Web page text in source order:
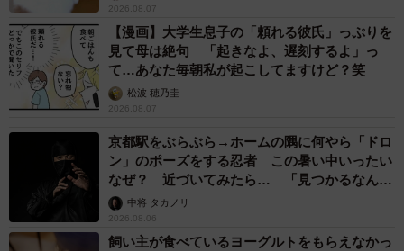
り、黒っぽい靴下に穴を開けたようなカバーを付けている
隊員もいました。
2026.08.07
【漫画】大学生息子の「頼れる彼氏」っぷりを
見て母は絶句 「起きなよ、遅刻するよ」っ
て…あなた毎朝私が起こしてますけど？笑
松波 穂乃圭
2026.08.07
京都駅をぶらぶら→ホームの隅に何やら「ドロ
ン」のポーズをする忍者 この暑い中いったい
なぜ？ 近づいてみたら… 「見つかるなんて
未熟」中将 タカノリ
2026.08.06
飼い主が食べているヨーグルトをもらえなかっ